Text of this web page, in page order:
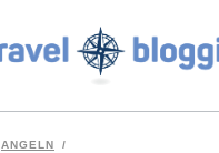
ANGELN /